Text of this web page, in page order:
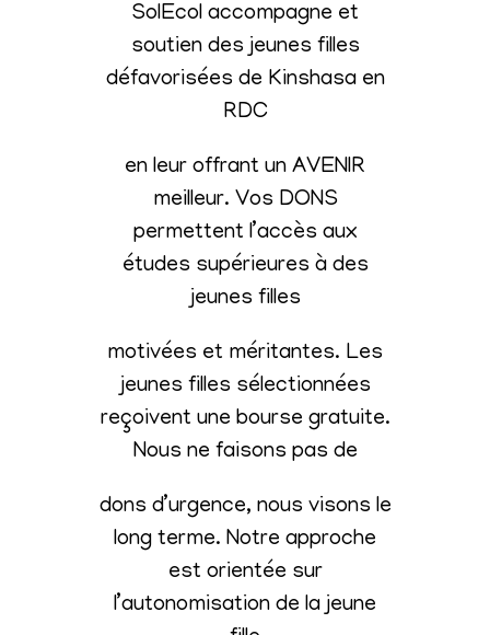
SolEcol accompagne et
soutien des jeunes filles
défavorisées de Kinshasa en
RDC
en leur offrant un AVENIR
meilleur. Vos DONS
permettent l’accès aux
études supérieures à des
jeunes filles
motivées et méritantes. Les
jeunes filles sélectionnées
reçoivent une bourse gratuite.
Nous ne faisons pas de
dons d’urgence, nous visons le
long terme. Notre approche
est orientée sur
l’autonomisation de la jeune